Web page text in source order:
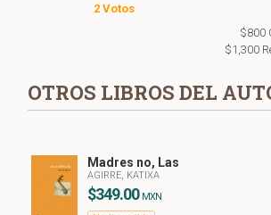
2 Votos
$800
$1,300
OTROS LIBROS DEL
Madres no, Las
AGIRRE, KATIXA
$349.00 MXN